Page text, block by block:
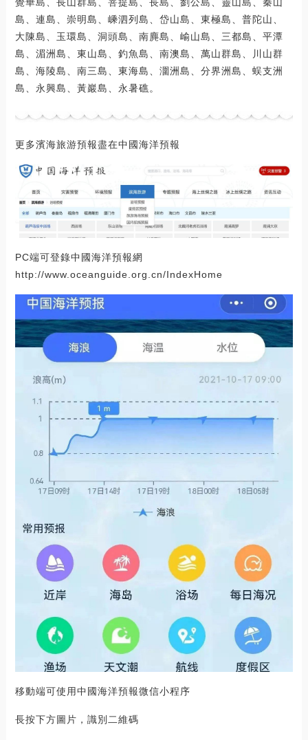
島、連島、崇明島、嵊泗列島、岱山島、東極島、普陀山、
大陳島、玉環島、洞頭島、南麂島、崳山島、三都島、平潭
島、湄洲島、東山島、釣魚島、南澳島、萬山群島、川山群
島、海陵島、南三島、東海島、潿洲島、分界洲島、蜈支洲
島、永興島、黃巖島、永暑礁。
更多濱海旅游預報盡在中國海洋預報
PC端可登錄中國海洋預報網
http://www.oceanguide.org.cn/IndexHome
移動端可使用中國海洋預報微信小程序
長按下方圖片，識別二維碼